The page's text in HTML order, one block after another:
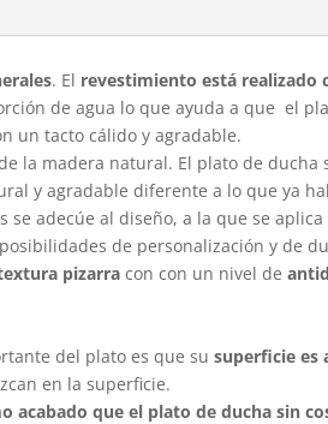
. El revestimiento está realizado
de agua lo que ayuda a que el
un tacto cálido y agradable.
la madera natural. El plato de ducha
y agradable diferente a lo que ya
adecúe al diseño, a la que se
de personalización y de
pizarra con con un nivel de
del plato es que susuperficie
en la superficie.
acabado que el plato de ducha sin